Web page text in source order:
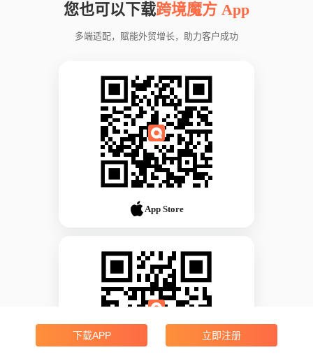
您也可以下载跨境魔方 App
多端适配，赋能外贸增长，助力客户成功
App Store
下载APP 立即注册